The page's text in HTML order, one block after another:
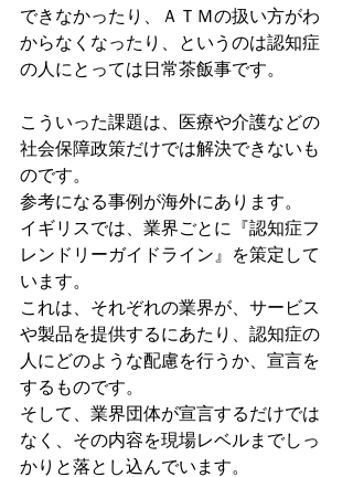
できなかったり、ＡＴＭの扱い方がわ
からなくなったり、というのは認知症
の人にとっては日常茶飯事です。
こういった課題は、医療や介護などの
社会保障政策だけでは解決できないも
のです。
参考になる事例が海外にあります。
イギリスでは、業界ごとに『認知症フ
レンドリーガイドライン』を策定して
います。
これは、それぞれの業界が、サービス
や製品を提供するにあたり、認知症の
人にどのような配慮を行うか、宣言を
するものです。
そして、業界団体が宣言するだけでは
なく、その内容を現場レベルまでしっ
かりと落とし込んでいます。